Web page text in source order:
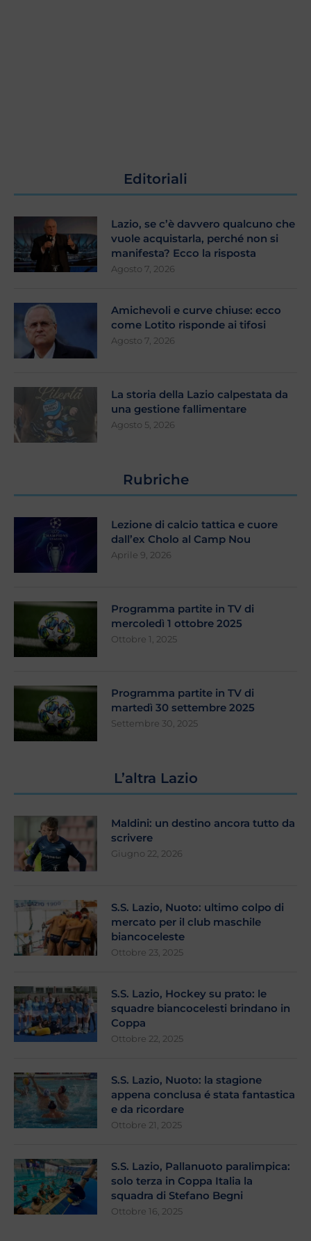
Editoriali
Lazio, se c’è davvero qualcuno che
vuole acquistarla, perché non si
manifesta? Ecco la risposta
Agosto 7, 2026
Amichevoli e curve chiuse: ecco
come Lotito risponde ai tifosi
Agosto 7, 2026
La storia della Lazio calpestata da
una gestione fallimentare
Agosto 5, 2026
Rubriche
Lezione di calcio tattica e cuore
dall’ex Cholo al Camp Nou
Aprile 9, 2026
Programma partite in TV di
mercoledì 1 ottobre 2025
Ottobre 1, 2025
Programma partite in TV di
martedì 30 settembre 2025
Settembre 30, 2025
L’altra Lazio
Maldini: un destino ancora tutto da
scrivere
Giugno 22, 2026
S.S. Lazio, Nuoto: ultimo colpo di
mercato per il club maschile
biancoceleste
Ottobre 23, 2025
S.S. Lazio, Hockey su prato: le
squadre biancocelesti brindano in
Coppa
Ottobre 22, 2025
S.S. Lazio, Nuoto: la stagione
appena conclusa é stata fantastica
e da ricordare
Ottobre 21, 2025
S.S. Lazio, Pallanuoto paralimpica:
solo terza in Coppa Italia la
squadra di Stefano Begni
Ottobre 16, 2025